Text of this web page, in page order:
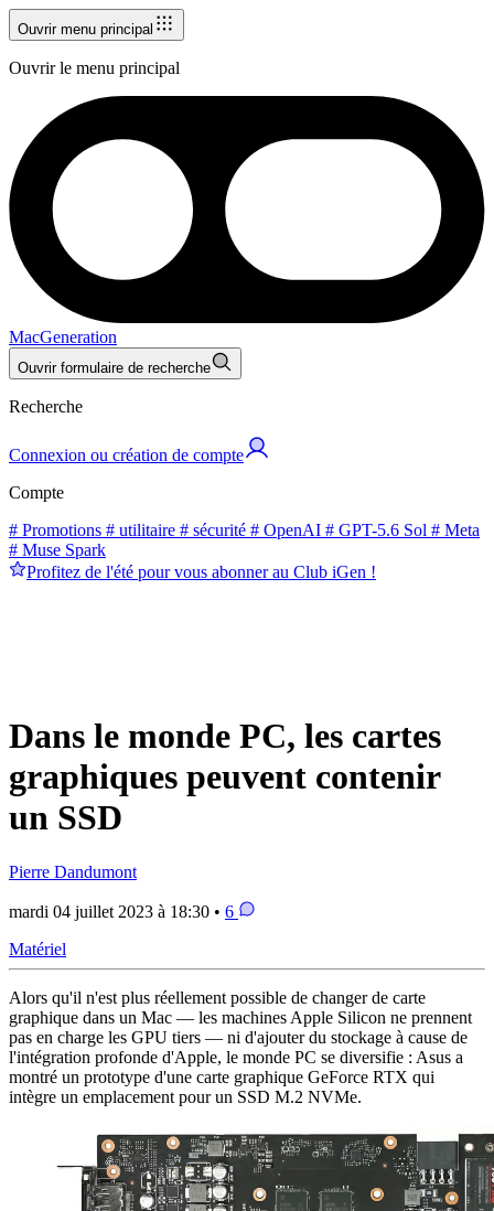
Ouvrir menu principal
Ouvrir le menu principal
MacGeneration
Ouvrir formulaire de recherche
Recherche
Connexion ou création de compte
Compte
# Promotions # utilitaire # sécurité # OpenAI # GPT-5.6 Sol # Meta
# Muse Spark
Profitez de l'été pour vous abonner au Club iGen !
Dans le monde PC, les cartes
graphiques peuvent contenir
un SSD
Pierre Dandumont
mardi 04 juillet 2023 à 18:30 • 6
Matériel
Alors qu'il n'est plus réellement possible de changer de carte
graphique dans un Mac — les machines Apple Silicon ne prennent
pas en charge les GPU tiers — ni d'ajouter du stockage à cause de
l'intégration profonde d'Apple, le monde PC se diversifie : Asus a
montré un prototype d'une carte graphique GeForce RTX qui
intègre un emplacement pour un SSD M.2 NVMe.